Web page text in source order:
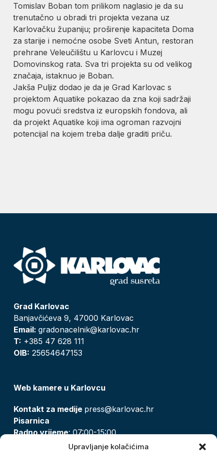
Upravljanje kolačićima
Tomislav Boban tom prilikom naglasio je da su
trenutačno u obradi tri projekta vezana uz
Karlovačku županiju; proširenje kapaciteta Doma
za starije i nemoćne osobe Sveti Antun, restoran
prehrane Veleučilištu u Karlovcu i Muzej
Domovinskog rata. Sva tri projekta su od velikog
značaja, istaknuo je Boban.
Jakša Puljiz dodao je da je Grad Karlovac s
projektom Aquatike pokazao da zna koji sadržaji
mogu povući sredstva iz europskih fondova, ali
da projekt Aquatike koji ima ogroman razvojni
potencijal na kojem treba dalje graditi priču.
Grad Karlovac
Banjavčićeva 9, 47000 Karlovac
Email: gradonacelnik@karlovac.hr
T: +385 47 628 111
OIB: 25654647153
Web kamere u Karlovcu
Kontakt za medije press@karlovac.hr
Pisarnica
Radno vrijeme: 07:00-15:00
pisarnica@karlovac.hr